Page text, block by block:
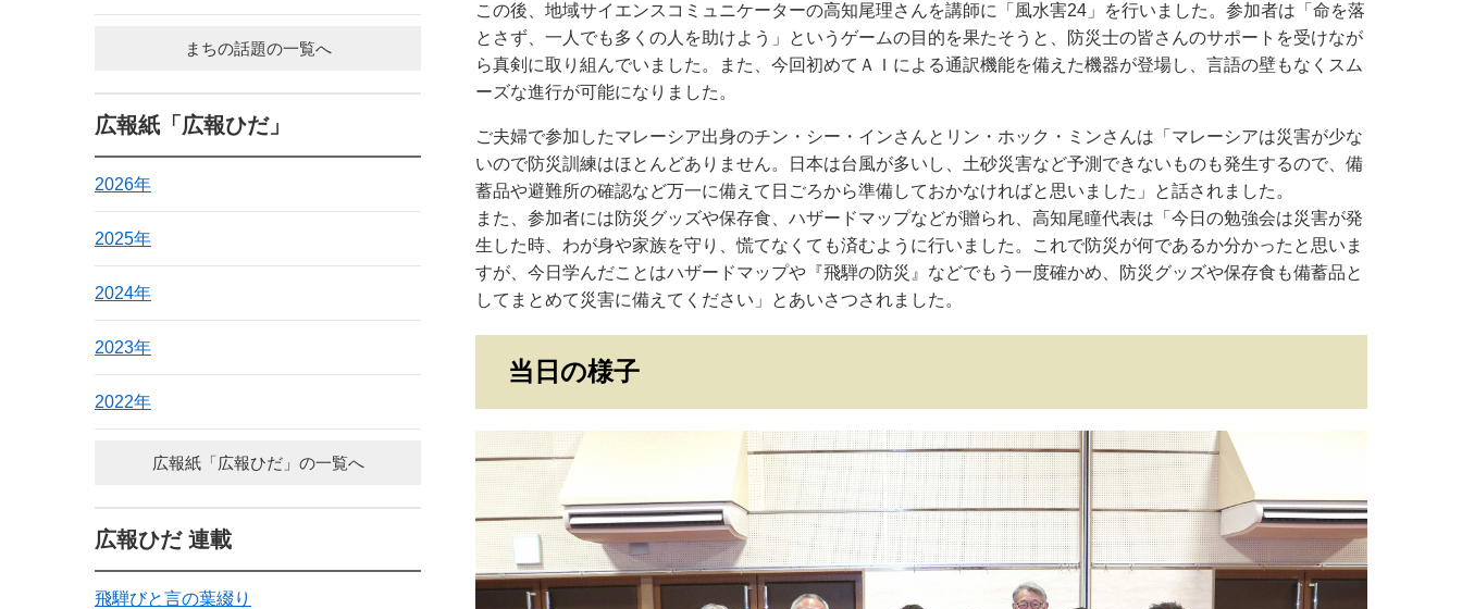
まちの話題の一覧へ
広報紙「広報ひだ」
2026年
2025年
2024年
2023年
2022年
広報紙「広報ひだ」の一覧へ
広報ひだ 連載
飛騨びと言の葉綴り
この後、地域サイエンスコミュニケーターの高知尾理さんを講師に「風水害24」を行いました。参加者は「命を落
とさず、一人でも多くの人を助けよう」というゲームの目的を果たそうと、防災士の皆さんのサポートを受けなが
ら真剣に取り組んでいました。また、今回初めてＡＩによる通訳機能を備えた機器が登場し、言語の壁もなくスム
ーズな進行が可能になりました。
ご夫婦で参加したマレーシア出身のチン・シー・インさんとリン・ホック・ミンさんは「マレーシアは災害が少な
いので防災訓練はほとんどありません。日本は台風が多いし、土砂災害など予測できないものも発生するので、備
蓄品や避難所の確認など万一に備えて日ごろから準備しておかなければと思いました」と話されました。
また、参加者には防災グッズや保存食、ハザードマップなどが贈られ、高知尾瞳代表は「今日の勉強会は災害が発
生した時、わが身や家族を守り、慌てなくても済むように行いました。これで防災が何であるか分かったと思いま
すが、今日学んだことはハザードマップや『飛騨の防災』などでもう一度確かめ、防災グッズや保存食も備蓄品と
してまとめて災害に備えてください」とあいさつされました。
当日の様子